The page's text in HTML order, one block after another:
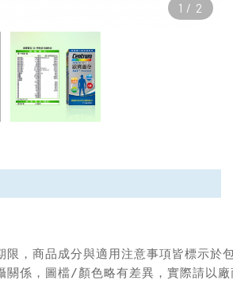
1 / 2
，商品成分與適用注意事項皆標示於
係，圖檔/顏色略有差異，實際請以